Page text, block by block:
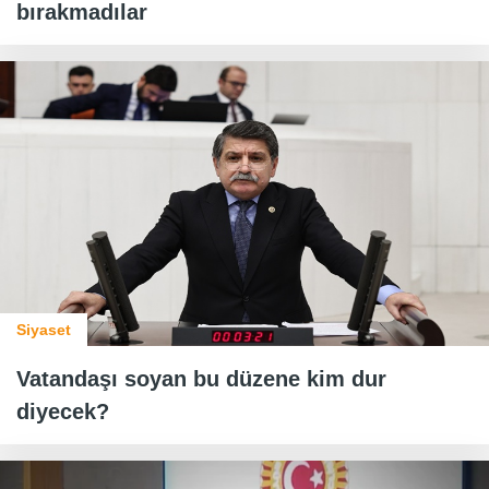
bırakmadılar
Siyaset
Vatandaşı soyan bu düzene kim dur
diyecek?